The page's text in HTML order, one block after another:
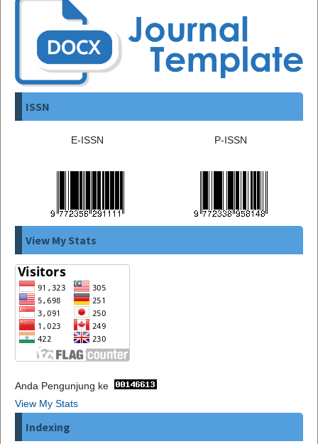
ISSN
E-ISSN P-ISSN
View My Stats
Anda Pengunjung ke
View My Stats
Indexing